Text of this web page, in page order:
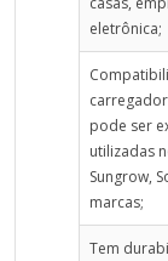
eletrônica;
pode ser
utilizadas
Sungrow,
marcas;
Tem